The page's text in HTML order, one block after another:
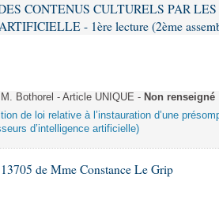
des lois
des lois
débats
CONTENUS CULTURELS PAR LES
- 1ère lecture (2ème
Bothorel - Article UNIQUE - Non renseigné
de loi relative à l’instauration d’une
d’intelligence artificielle)
de Mme Constance Le Grip